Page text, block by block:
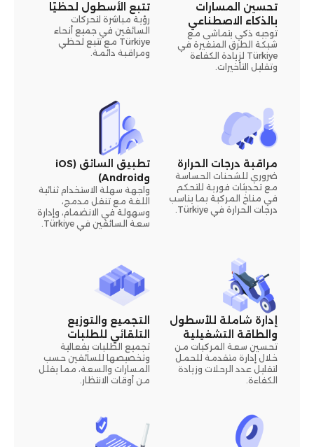
تحسين المسارات
بالذكاء الاصطناعي
توجيه ذكي يتماشى مع
شبكة الطرق المتغيرة في
Türkiye لزيادة الكفاءة
وتقليل التأخيرات.
تتبع الأسطول لحظيًا
رؤية مباشرة لتحركات
السائقين في جميع أنحاء
Türkiye مع تتبع لحظي
ومراقبة دائمة.
مراقبة درجات الحرارة
ضروري للشحنات الحساسة
مع تحديثات فورية للتحكم
في مناخ المركبة بما يناسب
درجات الحرارة في Türkiye.
تطبيق السائق (iOS
وAndroid)
واجهة سهلة الاستخدام ثنائية
اللغة مع تنقل مدمج،
وسهولة في الانضمام، وإدارة
سعة السائقين في Türkiye.
إدارة شاملة للأسطول
والطاقة التشغيلية
تحسين سعة المركبات من
خلال إدارة متقدمة للحمل
لتقليل عدد الرحلات وزيادة
الكفاءة.
التجميع والتوزيع
التلقائي للطلبات
تجميع الطلبات بفعالية
وتخصيصها للسائقين حسب
المسارات والسعة، مما يقلل
من أوقات الانتظار.